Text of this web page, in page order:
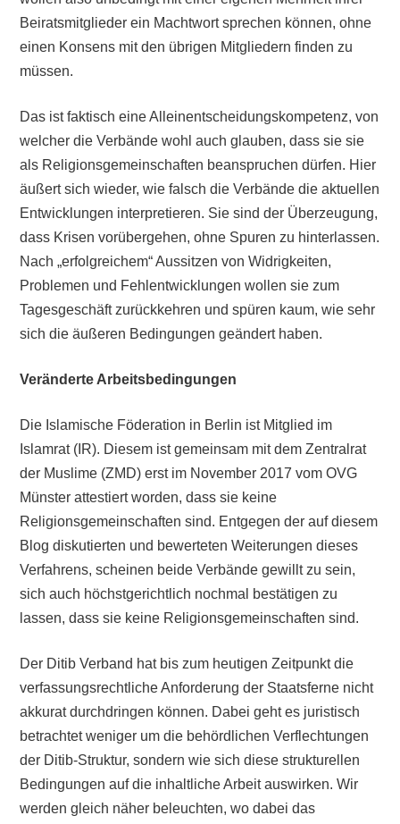
Beiratsmitglieder ein Machtwort sprechen können, ohne
einen Konsens mit den übrigen Mitgliedern finden zu
müssen.
Das ist faktisch eine Alleinentscheidungskompetenz, von
welcher die Verbände wohl auch glauben, dass sie sie
als Religionsgemeinschaften beanspruchen dürfen. Hier
äußert sich wieder, wie falsch die Verbände die aktuellen
Entwicklungen interpretieren. Sie sind der Überzeugung,
dass Krisen vorübergehen, ohne Spuren zu hinterlassen.
Nach „erfolgreichem“ Aussitzen von Widrigkeiten,
Problemen und Fehlentwicklungen wollen sie zum
Tagesgeschäft zurückkehren und spüren kaum, wie sehr
sich die äußeren Bedingungen geändert haben.
Veränderte Arbeitsbedingungen
Die Islamische Föderation in Berlin ist Mitglied im
Islamrat (IR). Diesem ist gemeinsam mit dem Zentralrat
der Muslime (ZMD) erst im November 2017 vom OVG
Münster attestiert worden, dass sie keine
Religionsgemeinschaften sind. Entgegen der auf diesem
Blog diskutierten und bewerteten Weiterungen dieses
Verfahrens, scheinen beide Verbände gewillt zu sein,
sich auch höchstgerichtlich nochmal bestätigen zu
lassen, dass sie keine Religionsgemeinschaften sind.
Der Ditib Verband hat bis zum heutigen Zeitpunkt die
verfassungsrechtliche Anforderung der Staatsferne nicht
akkurat durchdringen können. Dabei geht es juristisch
betrachtet weniger um die behördlichen Verflechtungen
der Ditib-Struktur, sondern wie sich diese strukturellen
Bedingungen auf die inhaltliche Arbeit auswirken. Wir
werden gleich näher beleuchten, wo dabei das